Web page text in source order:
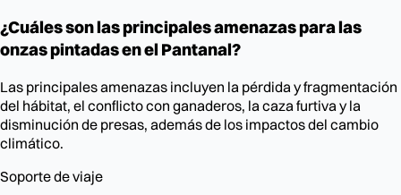
¿Cuáles son las principales amenazas para las
onzas pintadas en el Pantanal?
Las principales amenazas incluyen la pérdida y fragmentación
del hábitat, el conflicto con ganaderos, la caza furtiva y la
disminución de presas, además de los impactos del cambio
climático.
Soporte de viaje